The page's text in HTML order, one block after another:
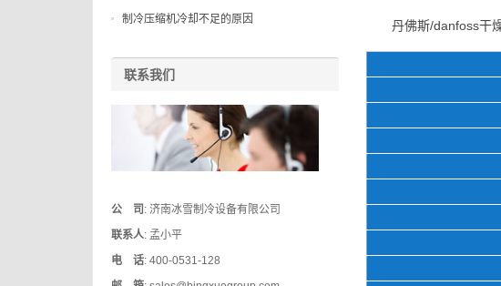
丹佛斯/danfoss干
制冷压缩机冷却不足的原因
联系我们
公 司 : 济南冰雪制冷设备有限公司
联系人: 孟小平
电 话: 400-0531-128